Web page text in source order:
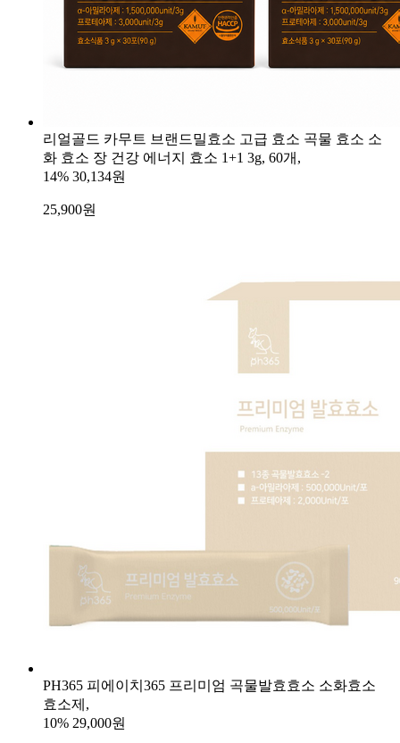
리얼골드 카무트 브랜드밀효소 고급 효소 곡물 효소 소
화 효소 장 건강 에너지 효소 1+1 3g, 60개,
14% 30,134원
25,900원
PH365 피에이치365 프리미엄 곡물발효효소 소화효소
효소제,
10% 29,000원